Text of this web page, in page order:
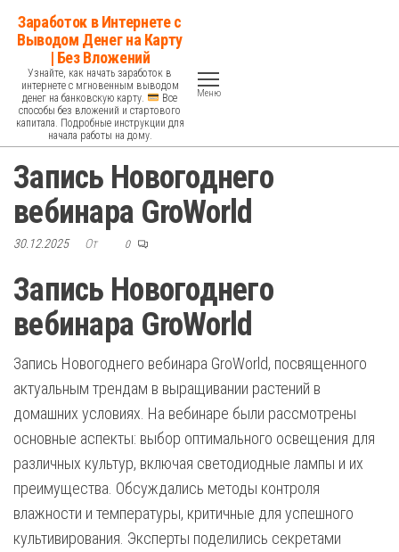
Перейти
содержимому
Заработок в Интернете с
Выводом Денег на Карту
| Без Вложений
Узнайте, как начать заработок в
интернете с мгновенным выводом
денег на банковскую карту.
Все
способы без вложений и стартового
капитала. Подробные инструкции для
начала работы на дому.
Меню
Запись Новогоднего
вебинара GroWorld
30.12.2025 От 0
Запись Новогоднего
вебинара GroWorld
Запись Новогоднего вебинара GroWorld, посвященного
актуальным трендам в выращивании растений в
домашних условиях. На вебинаре были рассмотрены
основные аспекты: выбор оптимального освещения для
различных культур, включая светодиодные лампы и их
преимущества. Обсуждались методы контроля
влажности и температуры, критичные для успешного
культивирования. Эксперты поделились секретами